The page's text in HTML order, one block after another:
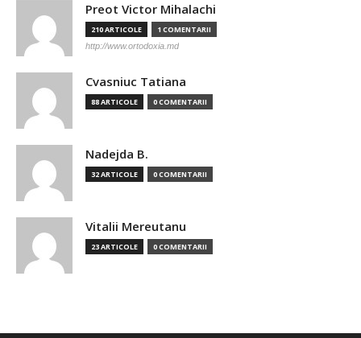
Preot Victor Mihalachi
210 ARTICOLE 1 COMENTARII
http://www.ortodoxia.md
Cvasniuc Tatiana
88 ARTICOLE 0 COMENTARII
Nadejda B.
32 ARTICOLE 0 COMENTARII
Vitalii Mereutanu
23 ARTICOLE 0 COMENTARII